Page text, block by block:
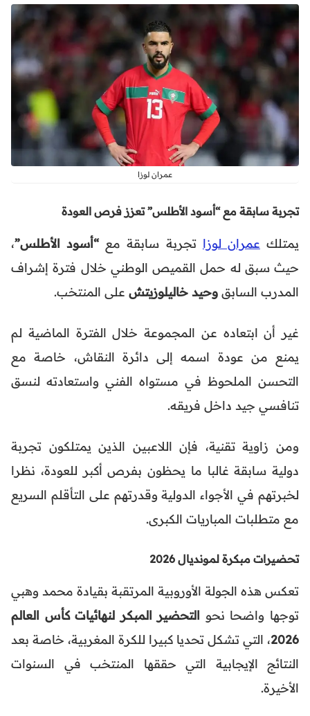
عمران لوزا
تجربة سابقة مع “أسود الأطلس” تعزز فرص العودة
يمتلك عمران لوزا تجربة سابقة مع“أسود الأطلس”،
حيث سبق له حمل القميص الوطني خلال فترة إشراف
المدرب السابق وحيد خاليلوزيتش على المنتخب.
غير أن ابتعاده عن المجموعة خلال الفترة الماضية لم
يمنع من عودة اسمه إلى دائرة النقاش، خاصة مع
التحسن الملحوظ في مستواه الفني واستعادته لنسق
تنافسي جيد داخل فريقه.
ومن زاوية تقنية، فإن اللاعبين الذين يمتلكون تجربة
دولية سابقة غالبا ما يحظون بفرص أكبر للعودة، نظرا
لخبرتهم في الأجواء الدولية وقدرتهم على التأقلم السريع
مع متطلبات المباريات الكبرى.
تحضيرات مبكرة لمونديال 2026
تعكس هذه الجولة الأوروبية المرتقبة بقيادة محمد وهبي
توجها واضحا نحو التحضير المبكر لنهائيات كأس العالم
2026، التي تشكل تحديا كبيرا للكرة المغربية، خاصة بعد
النتائج الإيجابية التي حققها المنتخب في السنوات
الأخيرة.